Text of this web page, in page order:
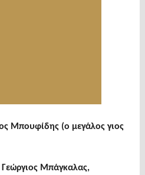
Μπουφίδης (ο μεγάλος γιος
Μπάγκαλας,